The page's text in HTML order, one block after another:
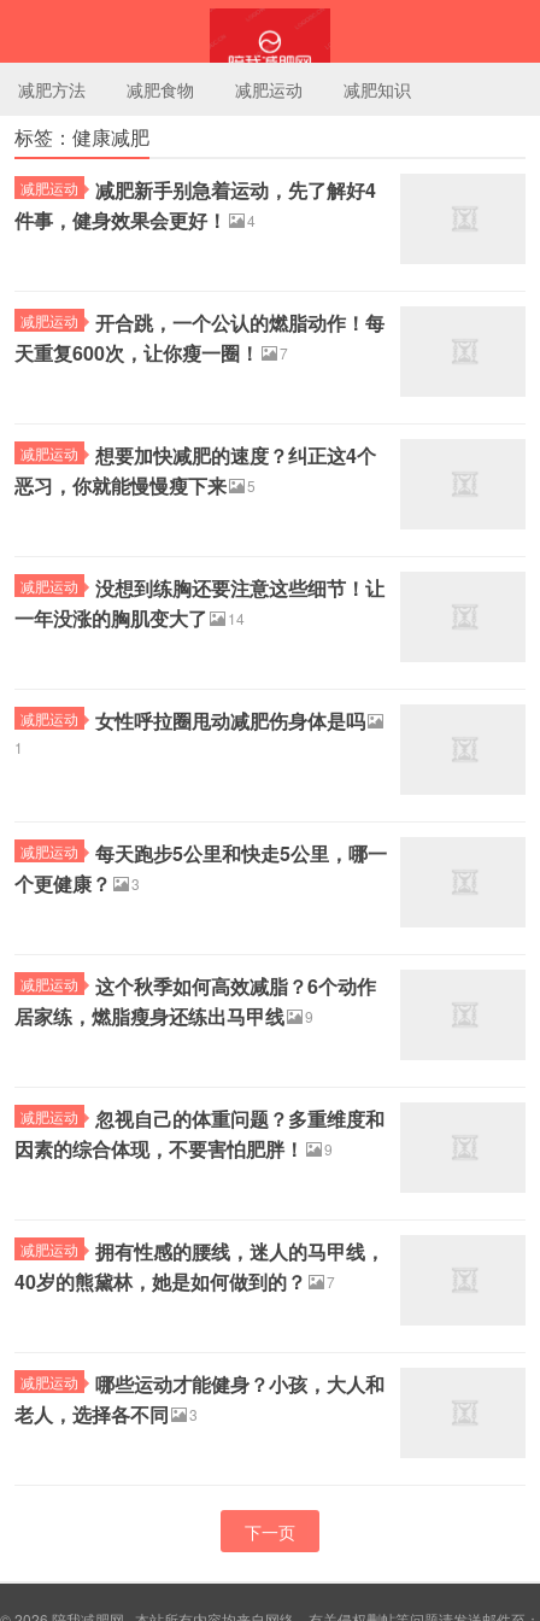
陪我减肥网
减肥方法 减肥食物 减肥运动 减肥知识
标签：健康减肥
减肥运动
减肥新手别急着运动，先了解好4
件事，健身效果会更好！
4
减肥运动
开合跳，一个公认的燃脂动作！每
天重复600次，让你瘦一圈！
7
减肥运动
想要加快减肥的速度？纠正这4个
恶习，你就能慢慢瘦下来
5
减肥运动
没想到练胸还要注意这些细节！让
一年没涨的胸肌变大了
14
减肥运动 女性呼拉圈甩动减肥伤身体是吗
1
减肥运动
每天跑步5公里和快走5公里，哪一
个更健康？
3
减肥运动
这个秋季如何高效减脂？6个动作
居家练，燃脂瘦身还练出马甲线
9
减肥运动
忽视自己的体重问题？多重维度和
因素的综合体现，不要害怕肥胖！
9
减肥运动
拥有性感的腰线，迷人的马甲线，
40岁的熊黛林，她是如何做到的？
7
减肥运动
哪些运动才能健身？小孩，大人和
老人，选择各不同
3
下一页